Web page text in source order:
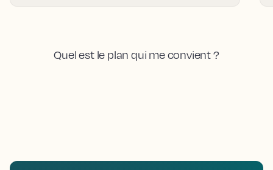
Quel est le plan qui me convient ?